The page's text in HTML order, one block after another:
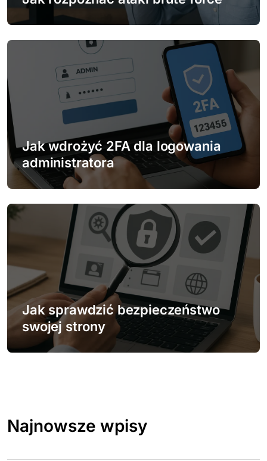
p
i
u
Jak wdrożyć 2FA dla logowania
administratora
Jak sprawdzić bezpieczeństwo
swojej strony
Najnowsze wpisy